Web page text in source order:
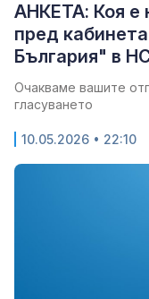
АНКЕТА: Коя е
пред
България" в
Очакваме вашите
гласуването
10.05.2026 • 22:10